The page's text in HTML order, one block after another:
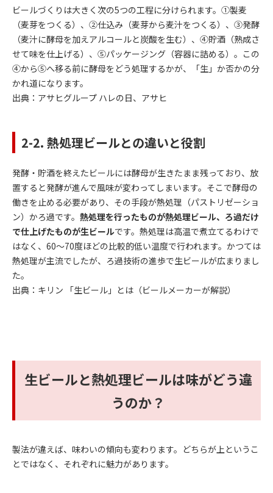
ビールづくりは大きく次の5つの工程に分けられます。①製麦
（麦芽をつくる）、②仕込み（麦芽から麦汁をつくる）、③発酵
（麦汁に酵母を加えアルコールと炭酸を生む）、④貯酒（熟成さ
せて味を仕上げる）、⑤パッケージング（容器に詰める）。この
④から⑤へ移る前に酵母をどう処理するかが、「生」か否かの分
かれ道になります。
出典： アサヒグループ ハレの日、アサヒ
2-2. 熱処理ビールとの違いと役割
発酵・貯酒を終えたビールには酵母が生きたまま残っており、放
置すると発酵が進んで風味が変わってしまいます。そこで酵母の
働きを止める必要があり、その手段が熱処理（パストリゼーショ
ン）かろ過です。 熱処理を行ったものが熱処理ビール、ろ過だけ
で仕上げたものが生ビールです。熱処理は高温で煮立てるわけで
はなく、60〜70度ほどの比較的低い温度で行われます。かつては
熱処理が主流でしたが、ろ過技術の進歩で生ビールが広まりまし
た。
出典： キリン 「生ビール」とは（ビールメーカーが解説）
生ビールと熱処理ビールは味がどう違
うのか？
製法が違えば、味わいの傾向も変わります。どちらが上というこ
とではなく、それぞれに魅力があります。